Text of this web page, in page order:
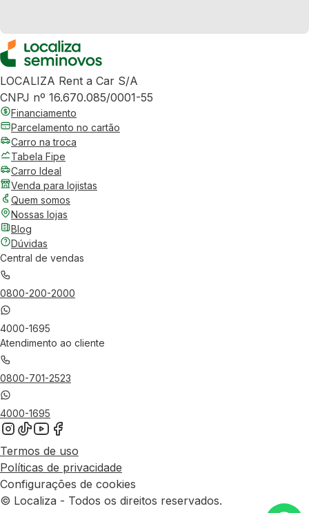
LOCALIZA Rent a Car S/A
CNPJ nº 16.670.085/0001-55
Financiamento
Parcelamento no cartão
Carro na troca
Tabela Fipe
Carro Ideal
Venda para lojistas
Quem somos
Nossas lojas
Blog
Dúvidas
Central de vendas
0800-200-2000
4000-1695
Atendimento ao cliente
0800-701-2523
4000-1695
Termos de uso
Políticas de privacidade
Configurações de cookies
© Localiza - Todos os direitos reservados.